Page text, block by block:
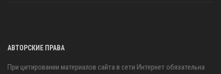
АВТОРСКИЕ ПРАВА
При цитировании материалов сайта в сети Интернет обязательна